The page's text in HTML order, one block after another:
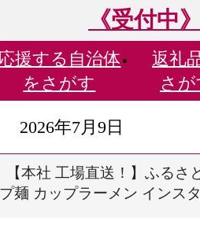
《受付中
援する 自治体
をさがす
返礼
さが
2026年7月9日
【本社 工場直送！】ふる
麺 カップラーメン インス